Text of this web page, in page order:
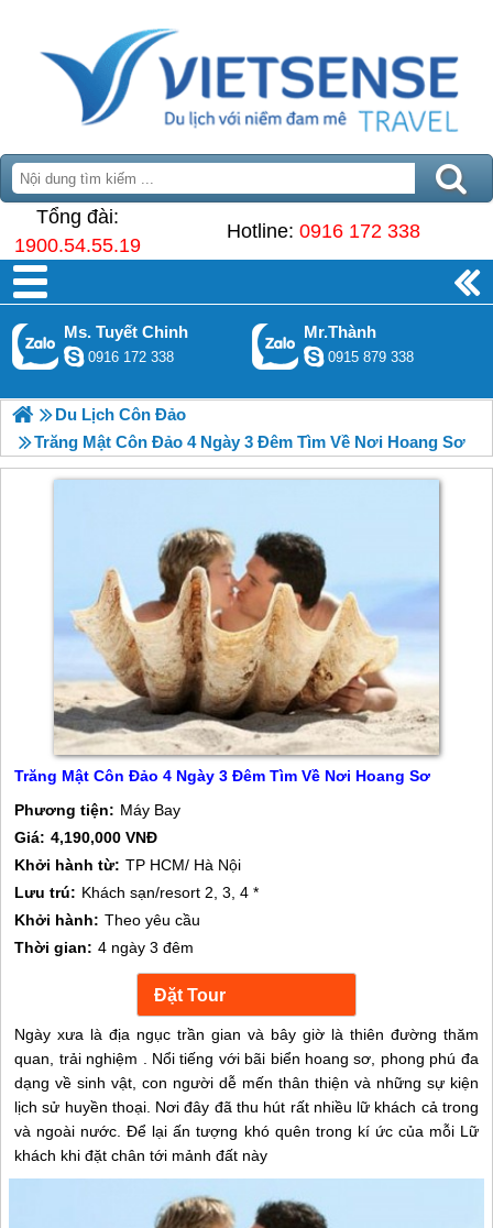
Tổng đài:
1900.54.55.19
Hotline: 0916 172 338
Ms. Tuyết Chinh
0916 172 338
Mr.Thành
0915 879 338
Du Lịch Côn Đảo
Trăng Mật Côn Đảo 4 Ngày 3 Đêm Tìm Về Nơi Hoang Sơ
Trăng Mật Côn Đảo 4 Ngày 3 Đêm Tìm Về Nơi Hoang Sơ
Phương tiện: Máy Bay
Giá: 4,190,000 VNĐ
Khởi hành từ: TP HCM/ Hà Nội
Lưu trú: Khách sạn/resort 2, 3, 4 *
Khởi hành: Theo yêu cầu
Thời gian: 4 ngày 3 đêm
Ngày xưa là địa ngục trần gian và bây giờ là thiên đường thăm
quan, trải nghiệm . Nổi tiếng với bãi biển hoang sơ, phong phú đa
dạng về sinh vật, con người dễ mến thân thiện và những sự kiện
lịch sử huyền thoại. Nơi đây đã thu hút rất nhiều lữ khách cả trong
và ngoài nước. Để lại ấn tượng khó quên trong kí ức của mỗi Lữ
khách khi đặt chân tới mảnh đất này